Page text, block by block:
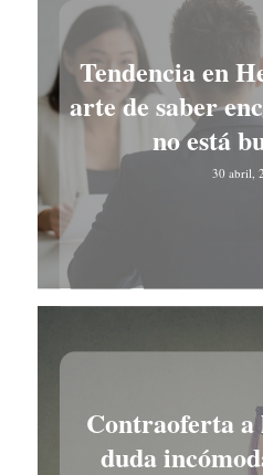
Tendencia en
arte de saber
no está
30 abril,
Contraoferta a
duda